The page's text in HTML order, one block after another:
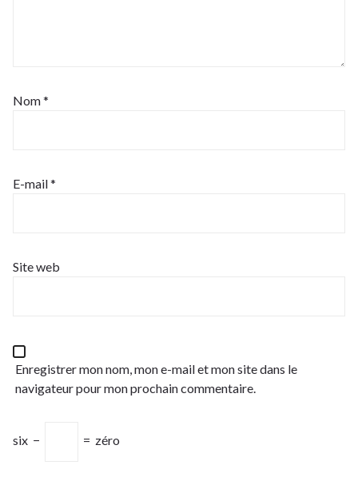
Nom*
E-mail*
Site web
Enregistrer mon nom, mon e-mail et mon site dans le
navigateur pour mon prochain commentaire.
six − = zéro